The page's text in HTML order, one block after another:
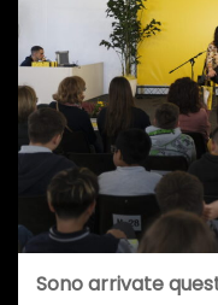
Sono arrivate